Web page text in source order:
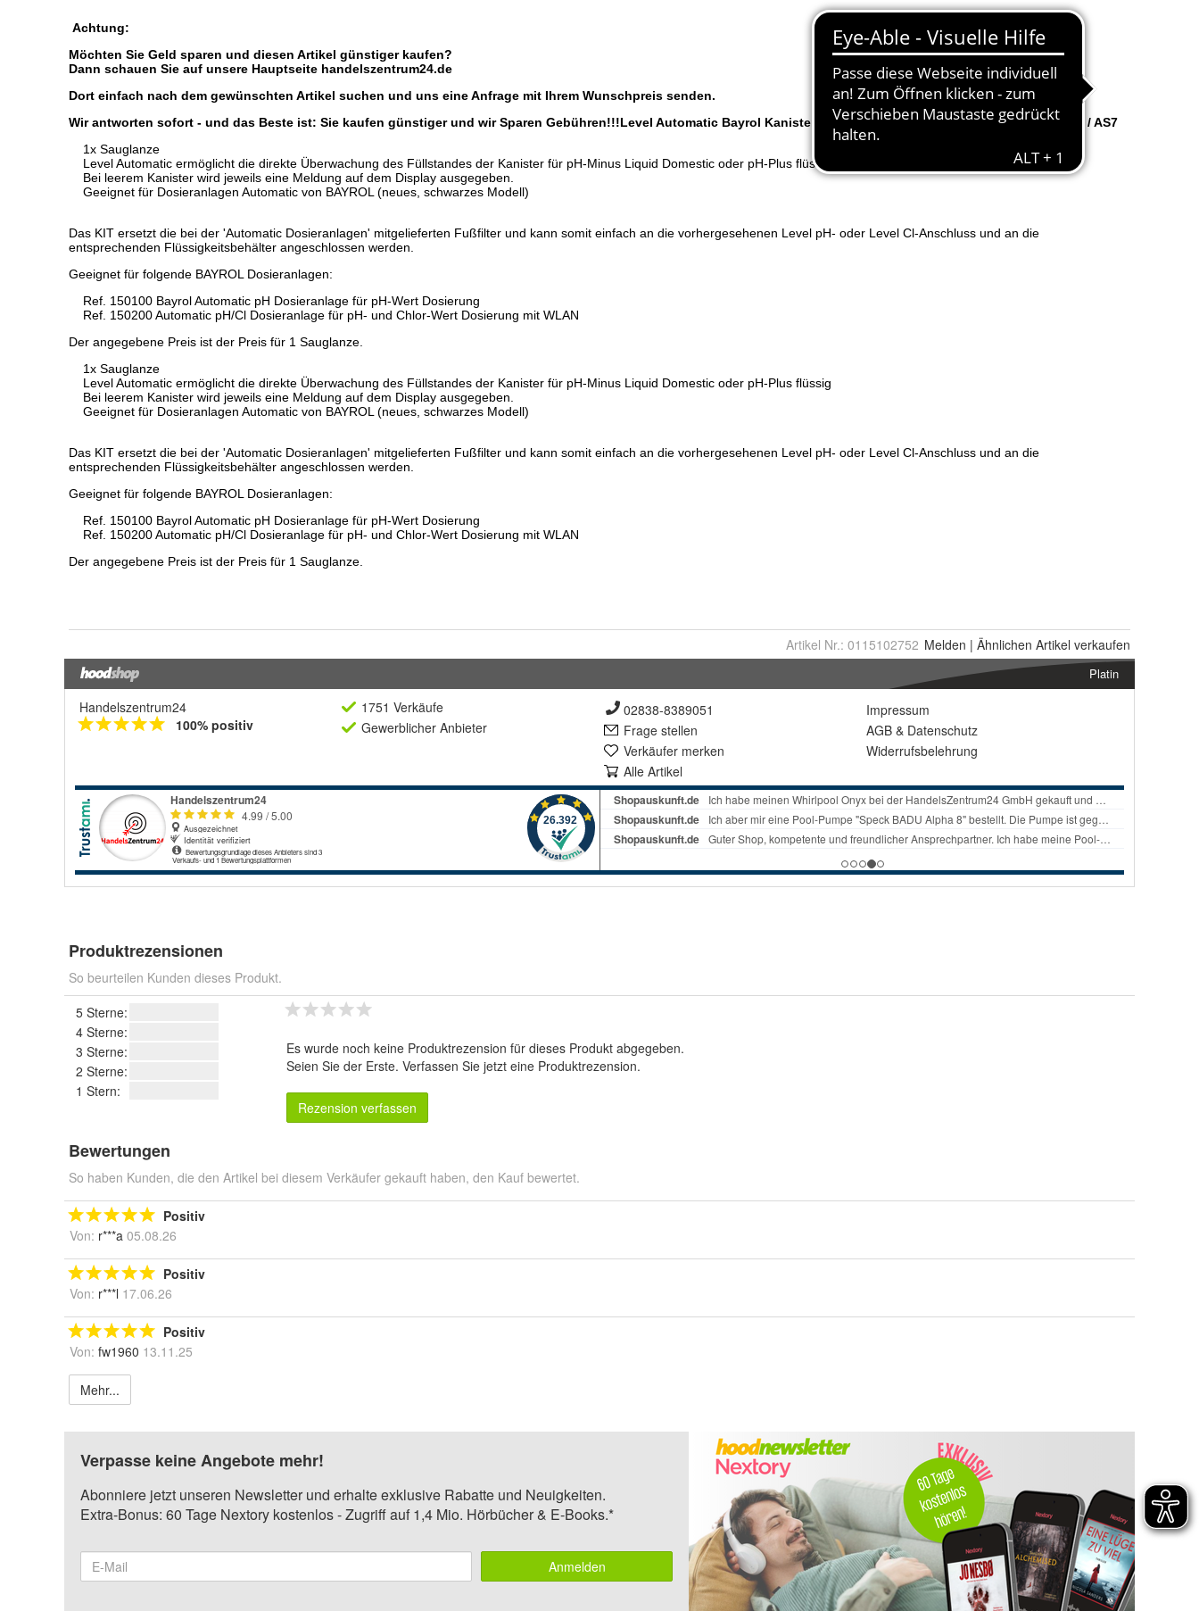
Artikel Nr.: 0115102752 Melden | Ähnlichen Artikel verkaufen
Platin
Handelszentrum24
100% positiv
1751 Verkäufe
Gewerblicher Anbieter
02838-8389051
Frage stellen
Verkäufer merken
Alle Artikel
Impressum
AGB & Datenschutz
Widerrufsbelehrung
Produktrezensionen
So beurteilen Kunden dieses Produkt.
5 Sterne:
4 Sterne:
3 Sterne:
2 Sterne:
1 Stern:
Es wurde noch keine Produktrezension für dieses Produkt abgegeben.
Seien Sie der Erste. Verfassen Sie jetzt eine Produktrezension.
Rezension verfassen
Bewertungen
So haben Kunden, die den Artikel bei diesem Verkäufer gekauft haben, den Kauf bewertet.
Positiv
Von: r***a 05.08.26
Positiv
Von: r***l 17.06.26
Positiv
Von: fw1960 13.11.25
Mehr...
Verpasse keine Angebote mehr!
Abonniere jetzt unseren Newsletter und erhalte exklusive Rabatte und Neuigkeiten.
Extra-Bonus: 60 Tage Nextory kostenlos - Zugriff auf 1,4 Mio. Hörbücher & E-Books.*
Anmelden